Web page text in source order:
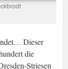
Dieser
die
Striesen